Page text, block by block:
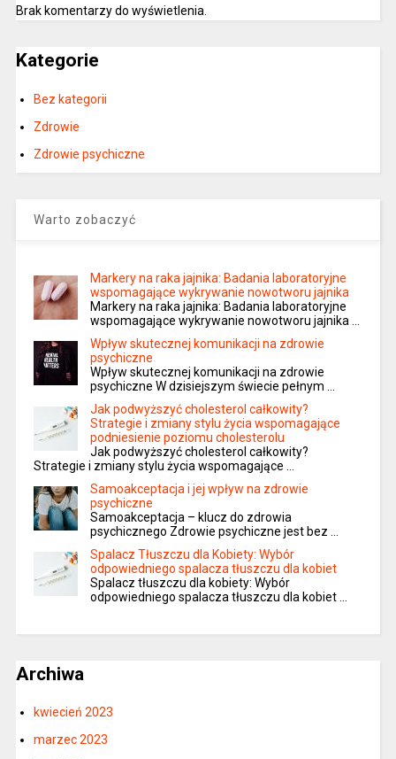
Brak komentarzy do wyświetlenia.
Kategorie
Bez kategorii
Zdrowie
Zdrowie psychiczne
Warto zobaczyć
Markery na raka jajnika: Badania laboratoryjne
wspomagające wykrywanie nowotworu jajnika
Markery na raka jajnika: Badania laboratoryjne
wspomagające wykrywanie nowotworu jajnika …
Wpływ skutecznej komunikacji na zdrowie
psychiczne
Wpływ skutecznej komunikacji na zdrowie
psychiczne W dzisiejszym świecie pełnym …
Jak podwyższyć cholesterol całkowity?
Strategie i zmiany stylu życia wspomagające
podniesienie poziomu cholesterolu
Jak podwyższyć cholesterol całkowity?
Strategie i zmiany stylu życia wspomagające …
Samoakceptacja i jej wpływ na zdrowie
psychiczne
Samoakceptacja – klucz do zdrowia
psychicznego Zdrowie psychiczne jest bez …
Spalacz Tłuszczu dla Kobiety: Wybór
odpowiedniego spalacza tłuszczu dla kobiet
Spalacz tłuszczu dla kobiety: Wybór
odpowiedniego spalacza tłuszczu dla kobiet …
Archiwa
kwiecień 2023
marzec 2023